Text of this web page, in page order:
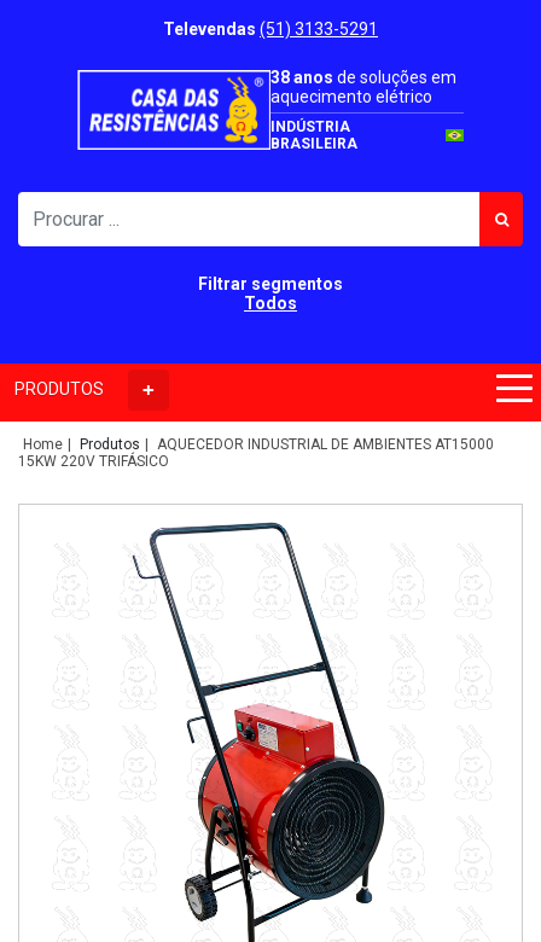
Televendas (51) 3133-5291
38 anos de soluções em
aquecimento elétrico
INDÚSTRIA
BRASILEIRA
Filtrar segmentos
Todos
PRODUTOS
Home Produtos
AQUECEDOR INDUSTRIAL DE AMBIENTES AT15000
15KW 220V TRIFÁSICO